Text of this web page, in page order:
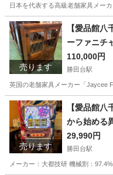
日本を代表する高級老舗家具メー
千葉 八千代市 勝田台駅
売ります
【愛品館
ーファニ
110,000円
勝田台駅
英国の老舗家具メーカー「Jaycee
千葉 八千代市 勝田台駅
売ります
【愛品館
から始める
29,990円
勝田台駅
メーカー：大都技研 機械割：